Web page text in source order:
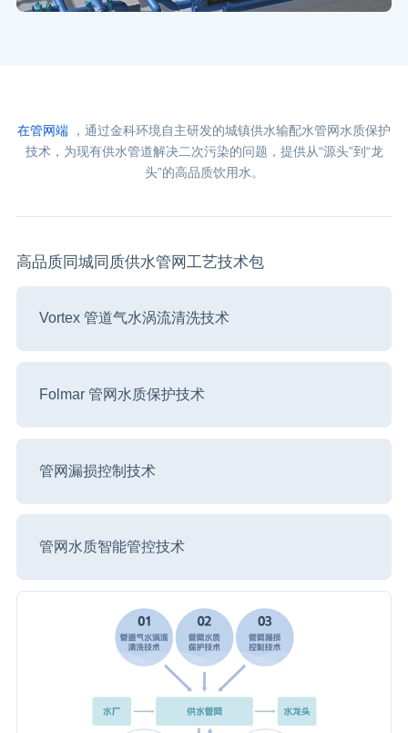
在管网端 ，通过金科环境自主研发的城镇供水输配水管网水质保护
技术，为现有供水管道解决二次污染的问题，提供从“源头”到“龙
头”的高品质饮用水。
高品质同城同质供水管网工艺技术包
Vortex 管道气水涡流清洗技术
Folmar 管网水质保护技术
管网漏损控制技术
管网水质智能管控技术